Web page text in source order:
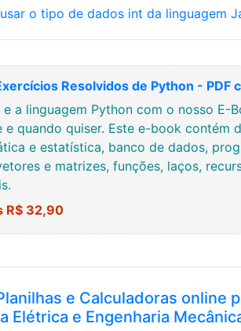
o tipo de dados int da linguagem
Resolvidos de Python - PDF
a linguagem Python com o nosso E-
quando quiser. Este e-book
e estatística, banco de dados,
e matrizes, funções, laços,
R$ 32,90
e Calculadoras online
Elétrica e Engenharia